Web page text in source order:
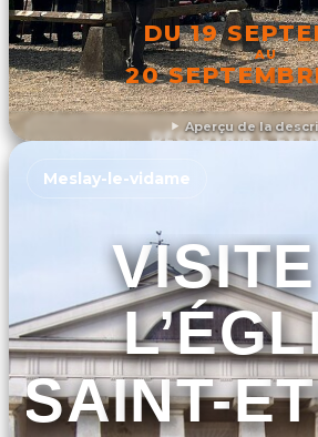
Aperçu de la
DU 19
AU
20
DÉCOUVRIR
Meslay-le-vidame
SAINT-